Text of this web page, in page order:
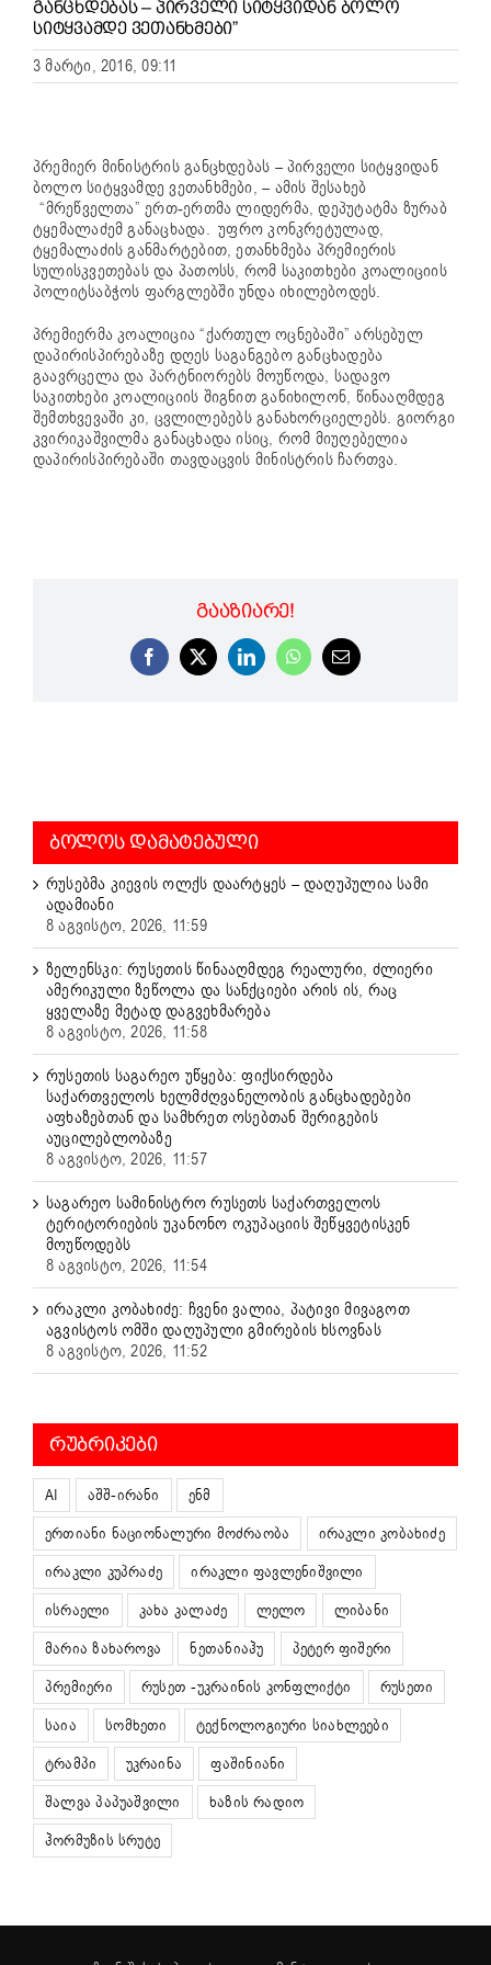
ᲒᲐᲜᲪᲮᲓᲔᲑᲐᲡ – ᲞᲘᲠᲕᲔᲚᲘ ᲡᲘᲢᲧᲕᲘᲓᲐᲜ ᲑᲝᲚᲝ
ᲡᲘᲢᲧᲕᲐᲛᲓᲔ ᲕᲔᲗᲐᲜᲮᲛᲔᲑᲘ”
3 მარტი, 2016, 09:11
პრემიერ მინისტრის განცხდებას – პირველი სიტყვიდან
ბოლო სიტყვამდე ვეთანხმები, – ამის შესახებ
“მრეწველთა” ერთ-ერთმა ლიდერმა, დეპუტატმა ზურაბ
ტყემალაძემ განაცხადა. უფრო კონკრეტულად,
ტყემალაძის განმარტებით, ეთანხმება პრემიერის
სულისკვეთებას და პათოსს, რომ საკითხები კოალიციის
პოლიტსაბჭოს ფარგლებში უნდა იხილებოდეს.
პრემიერმა კოალიცია “ქართულ ოცნებაში” არსებულ
დაპირისპირებაზე დღეს საგანგებო განცხადება
გაავრცელა და პარტნიორებს მოუწოდა, სადავო
საკითხები კოალიციის შიგნით განიხილონ, წინააღმდეგ
შემთხვევაში კი, ცვლილებებს განახორციელებს. გიორგი
კვირიკაშვილმა განაცხადა ისიც, რომ მიუღებელია
დაპირისპირებაში თავდაცვის მინისტრის ჩართვა.
ᲒᲐᲐᲖᲘᲐᲠᲔ!
Facebook
X LinkedInWhatsApp
Email
ᲑᲝᲚᲝᲡ ᲓᲐᲛᲐᲢᲔᲑᲣᲚᲘ
რუსებმა კიევის ოლქს დაარტყეს – დაღუპულია სამი
ადამიანი
8 აგვისტო, 2026, 11:59
ზელენსკი: რუსეთის წინააღმდეგ რეალური, ძლიერი
ამერიკული ზეწოლა და სანქციები არის ის, რაც
ყველაზე მეტად დაგვეხმარება
8 აგვისტო, 2026, 11:58
რუსეთის საგარეო უწყება: ფიქსირდება
საქართველოს ხელმძღვანელობის განცხადებები
აფხაზებთან და სამხრეთ ოსებთან შერიგების
აუცილებლობაზე
8 აგვისტო, 2026, 11:57
საგარეო სამინისტრო რუსეთს საქართველოს
ტერიტორიების უკანონო ოკუპაციის შეწყვეტისკენ
მოუწოდებს
8 აგვისტო, 2026, 11:54
ირაკლი კობახიძე: ჩვენი ვალია, პატივი მივაგოთ
აგვისტოს ომში დაღუპული გმირების ხსოვნას
8 აგვისტო, 2026, 11:52
ᲠᲣᲑᲠᲘᲙᲔᲑᲘ
AI აშშ-ირანი
ენმ
ერთიანი ნაციონალური მოძრაობა
ირაკლი კობახიძე
ირაკლი კუპრაძე
ირაკლი ფავლენიშვილი
ისრაელი
კახა კალაძე ლელო
ლიბანი
მარია ზახაროვა
ნეთანიაჰუ
პეტერ ფიშერი
პრემიერი
რუსეთ -უკრაინის კონფლიქტი
რუსეთი
საია
სომხეთი
ტექნოლოგიური სიახლეები
ტრამპი
უკრაინა
ფაშინიანი
შალვა პაპუაშვილი
ხაზის რადიო
ჰორმუზის სრუტე